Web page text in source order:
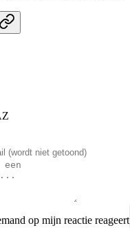
op mijn reactie reageert